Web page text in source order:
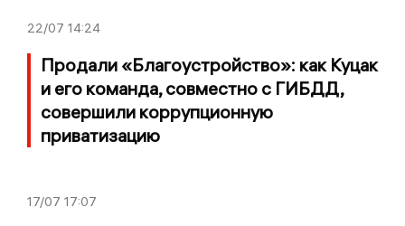
22/07 14:24
Продали «Благоустройство»: как Куцак
и его команда, совместно с ГИБДД,
совершили коррупционную
приватизацию
17/07 17:07